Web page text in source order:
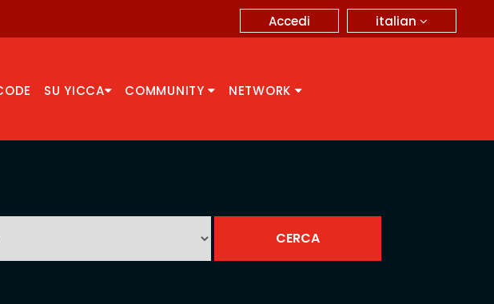
italian
Accedi
SU YICCA COMMUNITY NETWORK